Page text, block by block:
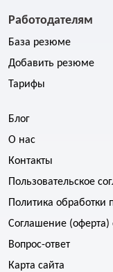
Работодателям
База резюме
Добавить резюме
Тарифы
Блог
О нас
Контакты
Пользовательское
Политика
Соглашение (оферта)
Вопрос-ответ
Карта сайта